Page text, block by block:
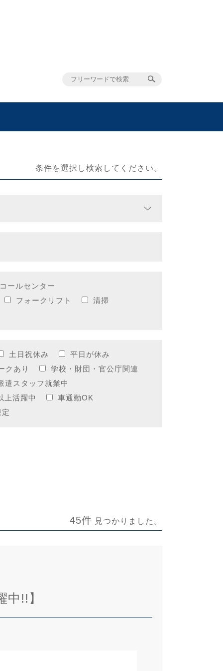
条件を選択し検索してください。
コールセンター
フォークリフト
清掃
土日祝休み
平日が休み
クあり
学校・財団・官公庁関連
遣スタッフ就業中
上活躍中
車通勤OK
45件 見つかりました。
!!】